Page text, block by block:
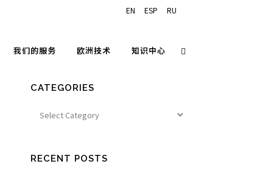
EN ESP RU
我们的服务 欧洲技术 知识中心
CATEGORIES
RECENT POSTS